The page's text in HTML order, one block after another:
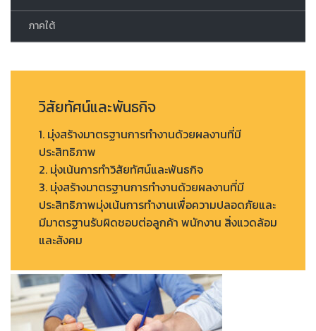
ภาคใต้
วิสัยทัศน์และพันธกิจ
1. มุ่งสร้างมาตรฐานการทำงานด้วยผลงานที่มี
ประสิทธิภาพ
2. มุ่งเน้นการทำวิสัยทัศน์และพันธกิจ
3. มุ่งสร้างมาตรฐานการทำงานด้วยผลงานที่มี
ประสิทธิภาพมุ่งเน้นการทำงานเพื่อความปลอดภัยและ
มีมาตรฐานรับผิดชอบต่อลูกค้า พนักงาน สิ่งแวดล้อม
และสังคม